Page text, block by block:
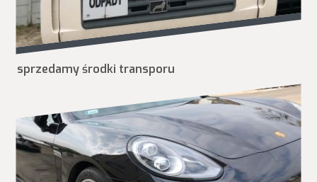
sprzedamy środki transporu